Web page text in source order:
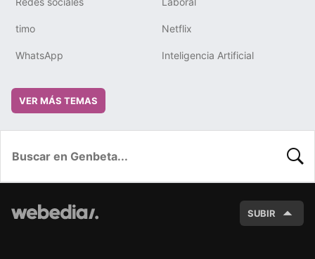
timo Netflix
WhatsApp Inteligencia Artificial
VER MÁS TEMAS
SUBIR